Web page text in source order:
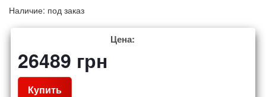
Наличие: под заказ
Цена:
26489 грн
Купить